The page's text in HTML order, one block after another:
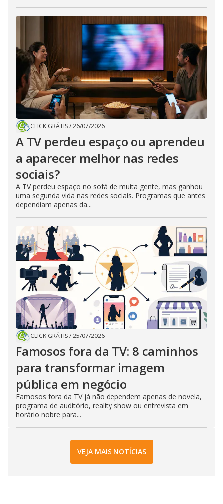
CLICK GRÁTIS/26/07/2026
A TV perdeu espaço ou aprendeu
a aparecer melhor nas redes
sociais?
A TV perdeu espaço no sofá de muita gente, mas ganhou
uma segunda vida nas redes sociais. Programas que antes
dependiam apenas da...
CLICK GRÁTIS/25/07/2026
Famosos fora da TV: 8 caminhos
para transformar imagem
pública em negócio
Famosos fora da TV já não dependem apenas de novela,
programa de auditório, reality show ou entrevista em
horário nobre para...
VEJA MAIS NOTÍCIAS